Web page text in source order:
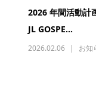
2026 年間活動計
JL GOSPE...
2026.02.06 お知